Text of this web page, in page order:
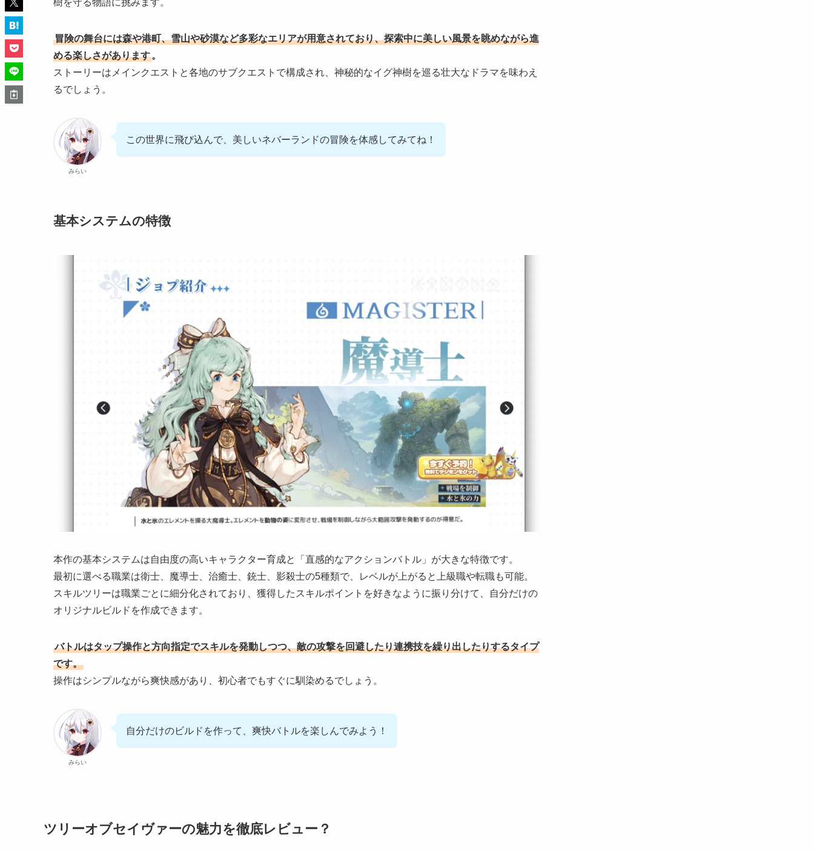
樹を守る物語に挑みます。
冒険の舞台には森や港町、雪山や砂漠など多彩なエリアが用意されており、探索中に美しい風景を眺めながら進
める楽しさがあります。
ストーリーはメインクエストと各地のサブクエストで構成され、神秘的なイグ神樹を巡る壮大なドラマを味わえ
るでしょう。
みらい
この世界に飛び込んで、美しいネバーランドの冒険を体感してみてね！
基本システムの特徴
本作の基本システムは自由度の高いキャラクター育成と「直感的なアクションバトル」が大きな特徴です。
最初に選べる職業は衛士、魔導士、治癒士、銃士、影殺士の5種類で、レベルが上がると上級職や転職も可能。
スキルツリーは職業ごとに細分化されており、獲得したスキルポイントを好きなように振り分けて、自分だけの
オリジナルビルドを作成できます。
バトルはタップ操作と方向指定でスキルを発動しつつ、敵の攻撃を回避したり連携技を繰り出したりするタイプ
です。
操作はシンプルながら爽快感があり、初心者でもすぐに馴染めるでしょう。
みらい
自分だけのビルドを作って、爽快バトルを楽しんでみよう！
ツリーオブセイヴァーの魅力を徹底レビュー？